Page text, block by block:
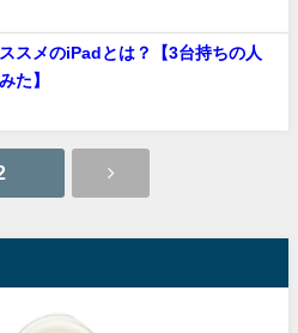
スメのiPadとは？【3台持ちの人
た】